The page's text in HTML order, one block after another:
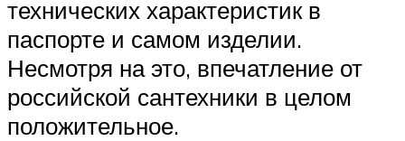
технических характеристик в
паспорте и самом изделии.
Несмотря на это, впечатление от
российской сантехники в целом
положительное.